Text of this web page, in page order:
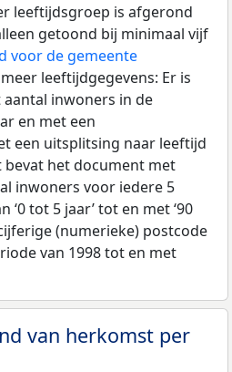
leeftijdsgroep is afgerond
getoond bij minimaal vijf
voor de gemeente
leeftijdgegevens: Er is
inwoners in de
en met een
een uitsplitsing naar leeftijd
bevat het document met
inwoners voor iedere 5
tot 5 jaar’ tot en met ‘90
(numerieke) postcode
van 1998 tot en met
van herkomst per